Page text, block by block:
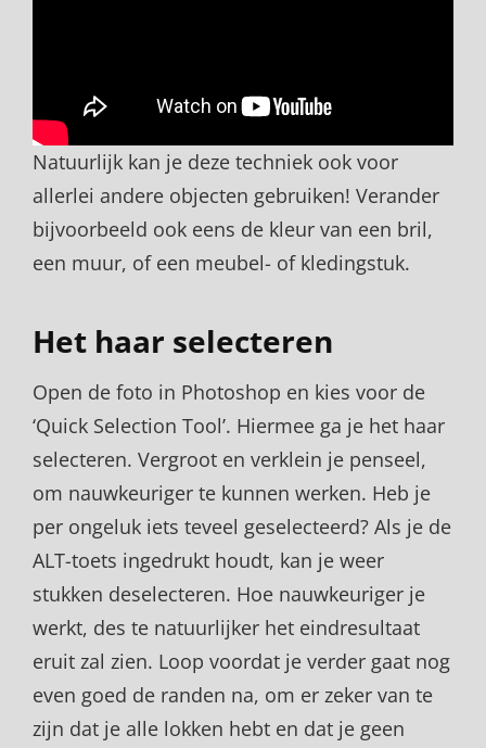
Natuurlijk kan je deze techniek ook voor
allerlei andere objecten gebruiken! Verander
bijvoorbeeld ook eens de kleur van een bril,
een muur, of een meubel- of kledingstuk.
Het haar selecteren
Open de foto in Photoshop en kies voor de
‘Quick Selection Tool’. Hiermee ga je het haar
selecteren. Vergroot en verklein je penseel,
om nauwkeuriger te kunnen werken. Heb je
per ongeluk iets teveel geselecteerd? Als je de
ALT-toets ingedrukt houdt, kan je weer
stukken deselecteren. Hoe nauwkeuriger je
werkt, des te natuurlijker het eindresultaat
eruit zal zien. Loop voordat je verder gaat nog
even goed de randen na, om er zeker van te
zijn dat je alle lokken hebt en dat je geen